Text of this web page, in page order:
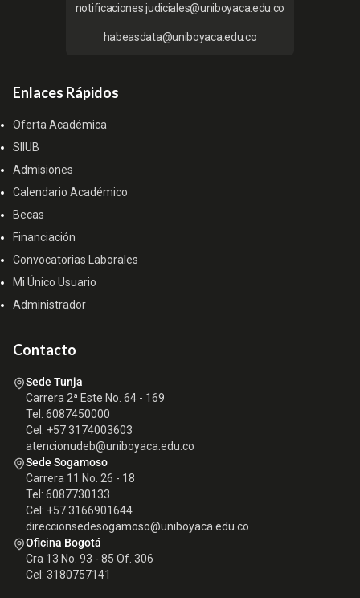
notificaciones.judiciales@uniboyaca.edu.co
habeasdata@uniboyaca.edu.co
Enlaces Rápidos
Oferta Académica
SIIUB
Admisiones
Calendario Académico
Becas
Financiación
Convocatorias Laborales
Mi Único Usuario
Administrador
Contacto
Sede Tunja
Carrera 2ª Este No. 64 - 169
Tel: 6087450000
Cel: +57 3174003603
atencionudeb@uniboyaca.edu.co
Sede Sogamoso
Carrera 11 No. 26 - 18
Tel: 6087730133
Cel: +57 3166901644
direccionsedesogamoso@uniboyaca.edu.co
Oficina Bogotá
Cra 13 No. 93 - 85 Of. 306
Cel: 3180757141